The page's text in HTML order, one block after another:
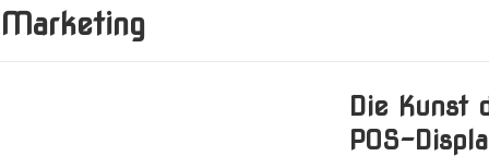
Marketing
Die Kunst
POS-